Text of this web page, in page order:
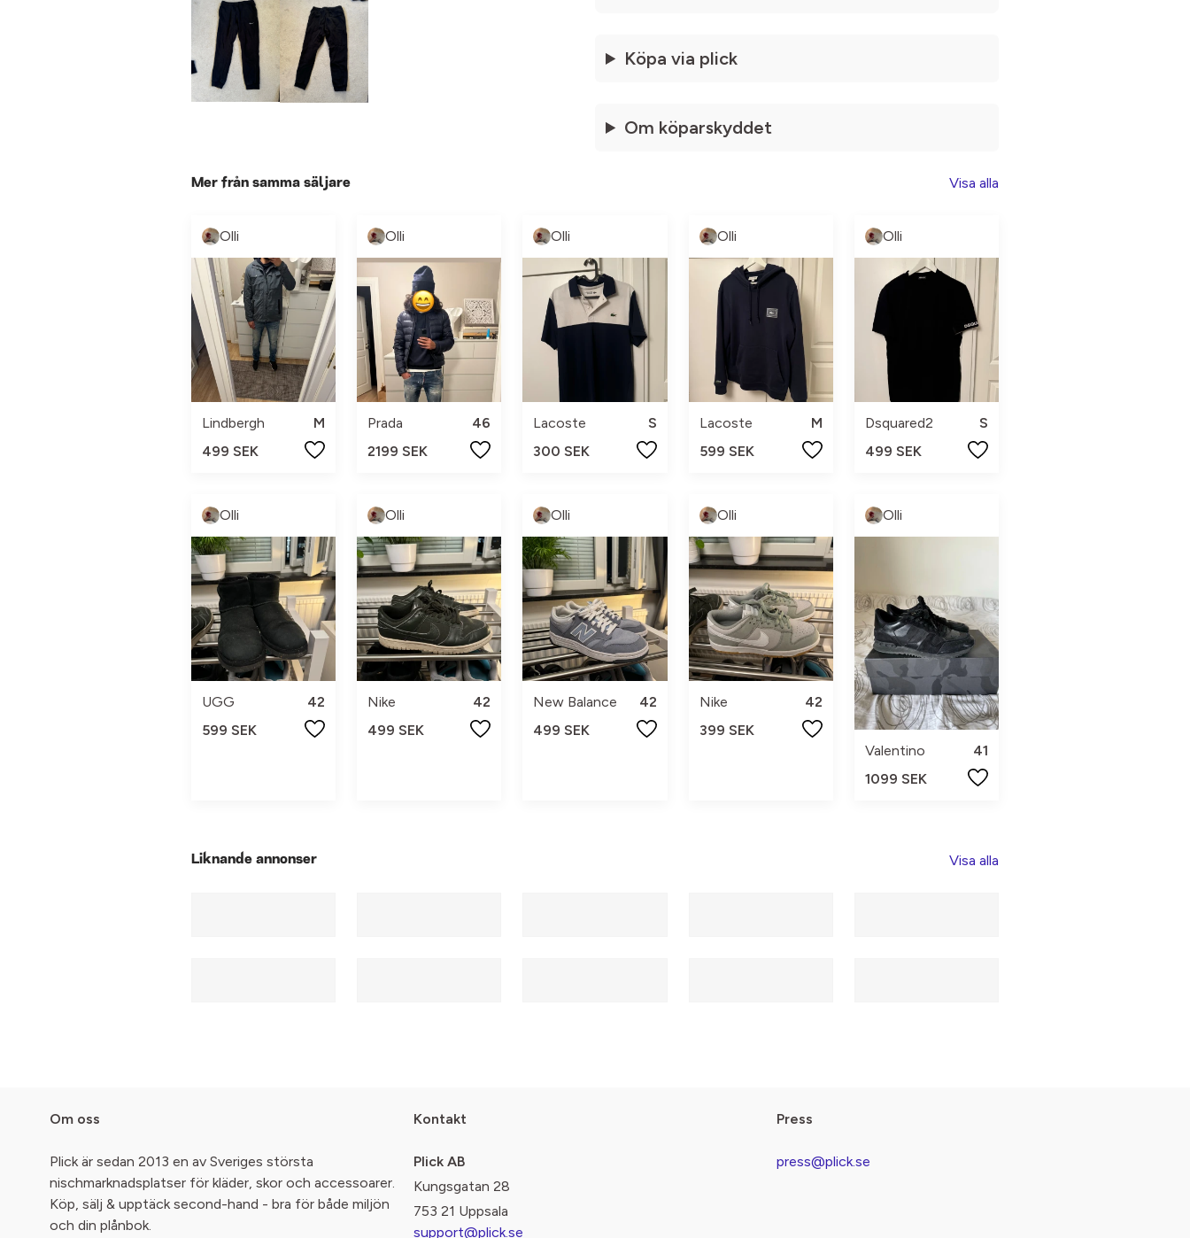
Köpa via plick
Om köparskyddet
Mer från samma säljare Visa alla
Olli
Lindbergh
M
499 SEK
Olli
Prada
46
2199 SEK
Olli
Lacoste
S
300 SEK
Olli
Lacoste
M
599 SEK
Olli
Dsquared2
S
499 SEK
Olli
UGG
42
599 SEK
Olli
Nike
42
499 SEK
Olli
New Balance
42
499 SEK
Olli
Nike
42
399 SEK
Olli
Valentino
41
1099 SEK
Liknande annonser Visa alla
Om oss
Plick är sedan 2013 en av Sveriges största
nischmarknadsplatser för kläder, skor och accessoarer.
Köp, sälj & upptäck second-hand - bra för både miljön
och din plånbok.
Kontakt
Plick AB
Kungsgatan 28
753 21 Uppsala
support@plick.se
Press
press@plick.se